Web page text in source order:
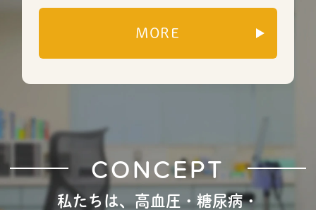
MORE
CONCEPT
私たちは、高血圧・糖尿病・